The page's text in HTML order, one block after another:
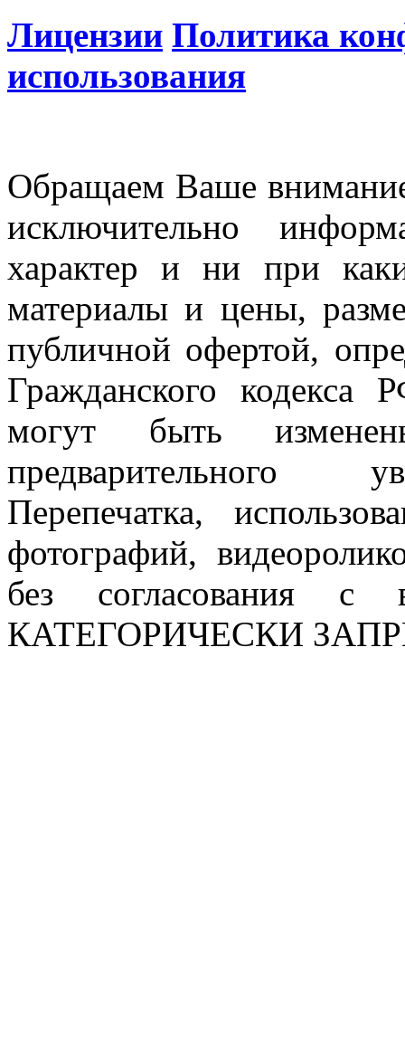
Лицензии Политика
использования
Обращаем Ваше
исключительно
характер и ни при
материалы и цены,
публичной офертой,
Гражданского
могут быть
предварительного
Перепечатка,
фотографий,
без согласования с
КАТЕГОРИЧЕСКИ